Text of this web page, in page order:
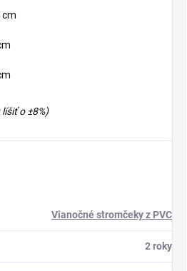
cm
o ±8%)
Vianočné stromčeky z PVC
2 roky